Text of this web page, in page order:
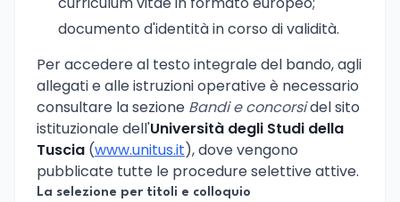
documento d'identità in corso di validità.
Per accedere al testo integrale del bando, agli
allegati e alle istruzioni operative è necessario
consultare la sezione Bandi e concorsidel sito
istituzionale dell'Università degli Studi della
Tuscia (www.unitus.it), dove vengono
pubblicate tutte le procedure selettive attive.
La selezione per titoli e colloquio